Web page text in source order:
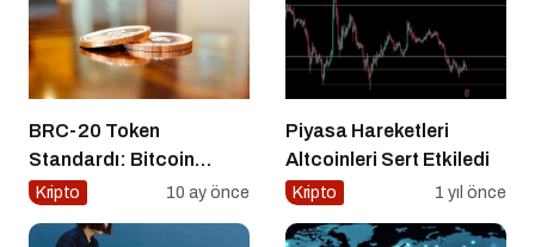
BRC-20 Token
Standardı: Bitcoin
Üzerindeki Deneysel
Kripto 10 ay önce
Piyasa Hareketleri
Altcoinleri Sert Etkiledi
Kripto 1 yıl önce